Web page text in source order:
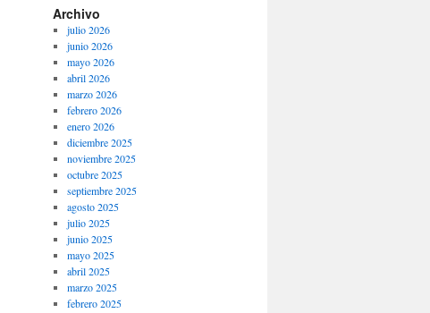
Archivo
julio 2026
junio 2026
mayo 2026
abril 2026
marzo 2026
febrero 2026
enero 2026
diciembre 2025
noviembre 2025
octubre 2025
septiembre 2025
agosto 2025
julio 2025
junio 2025
mayo 2025
abril 2025
marzo 2025
febrero 2025